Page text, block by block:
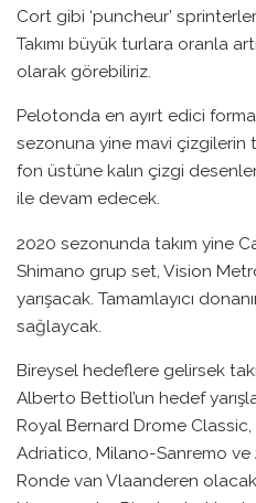
Cort gibi ‘puncheur’
Takımı büyük turlara oranla
olarak görebiliriz.
Pelotonda en ayırt edici
sezonuna yine mavi çizgilerin
fon üstüne kalın çizgi
ile devam edecek.
2020 sezonunda takım yine
Shimano grup set, Vision
yarışacak. Tamamlayıcı
sağlaycak.
Bireysel hedeflere gelirsek
Alberto Bettiol’un hedef
Royal Bernard Drome
Adriatico, Milano-Sanremo
Ronde van Vlaanderen